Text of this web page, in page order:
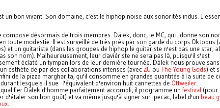
un bon vivant. Son domaine, c'est le hiphop noise aux sonorités indus.
compose désormais de trois membres. Dälek, donc, le MC, qui donne son
toute modestie. Il est surveillé de très près par son garde du corps Oktopus
et un guitariste (dans les groupes de hiphop le guitariste n'est pas une star,
son nom). Malheureusement, leur claviériste ne sera pas là, puisqu'il s'est
éclaté un tympan lors de leur dernière tournée. Dälek nous prouve
esthète de par des collaborations intenses (avec ZU ou The Young Gods) et
de la pizza margharita, qu'il consomme en grandes quantités à la suite de
lesquels il sue l'équivalent d'environ huit cannettes de Ottweiler
Dälek d'homme parfaitement accompli, il programme un festival (pour
d'étaler son bon goût) et va même jusqu'à signer sur Ipecac, label d'un beau